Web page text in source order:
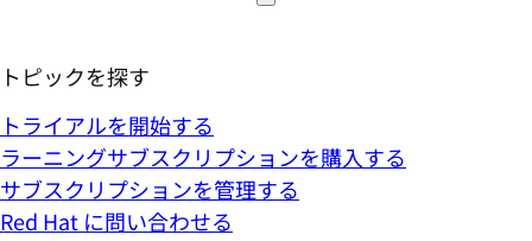
トピックを探す
トライアルを開始する
ラーニングサブスクリプションを購入する
サブスクリプションを管理する
Red Hat に問い合わせる